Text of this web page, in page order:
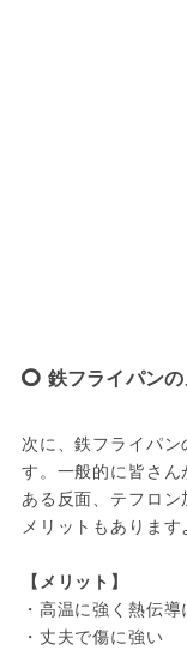
鉄フライパン
次に、鉄フライパ
す。一般的に皆さ
ある反面、テフロ
メリットもあります
【メリット】
・高温に強く熱伝
・丈夫で傷に強い